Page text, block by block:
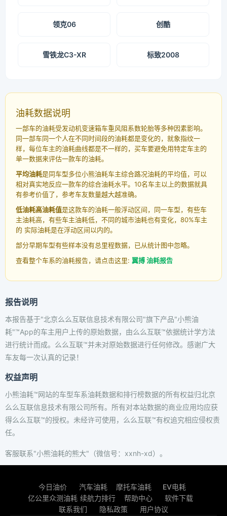
领克06 创酷
雪铁龙C3-XR 标致2008
油耗数据说明
一部车的油耗受发动机变速箱车重风阻系数轮胎等多种因素影响。
同一部车同一个人在不同时间段的油耗都是变化的，就象指纹一
样，每位车主的油耗曲线都是不一样的，买车要避免用特定车主的
单一数据来评估一款车的油耗。
平均油耗是同车型多位小熊油耗车主综合路况油耗的平均值，可以
相对真实地反应一款车的综合油耗水平。10名车主以上的数据就具
有参考价值了，参考车友数量越大越准确。
低油耗高油耗值是这款车的油耗一般浮动区间，同一车型，有些车
主油耗高，有些车主油耗低，不同的城市油耗也有变化，80%车主
的 实际油耗是在浮动区间以内的。
部分早期车型有些样本没有总里程数据，已从统计图中忽略。
查看整个车系的油耗报告，请点击这里: 翼搏 油耗报告
报告说明
本报告基于"北京么么互联信息技术有限公司"旗下产品"小熊油
耗"™App的车主用户上传的原始数据，由么么互联™依据统计学方法
进行统计而成。么么互联™并未对原始数据进行任何修改。感谢广大
车友每一次认真的记录！
权益声明
小熊油耗™网站的车型车系油耗数据和排行榜数据的所有权益归北京
么么互联信息技术有限公司所有。所有对本站数据的商业应用均应获
得么么互联™的授权。未经许可使用，么么互联™有权追究相应侵权责
任。
客服联系"小熊油耗的熊大"（微信号：xxnh-xd）。
今日油价 汽车油耗 摩托车油耗
EV电耗
亿公里众测油耗 续航力排行 帮助中心
软件下载
联系我们
隐私政策 用户协议